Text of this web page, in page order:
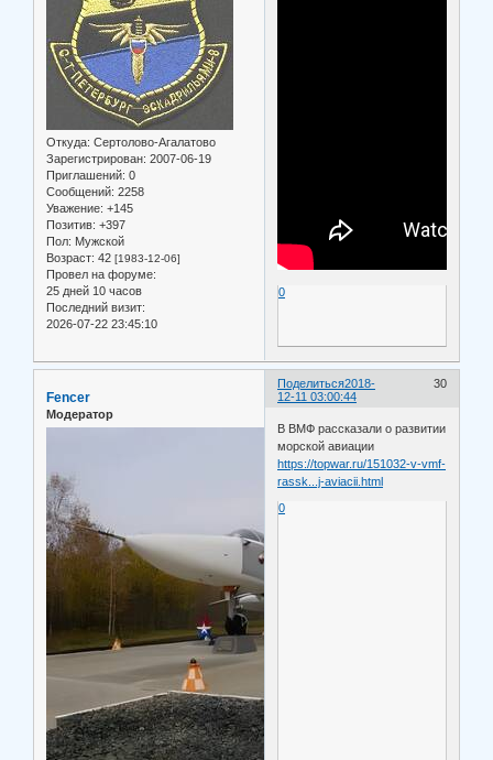
Откуда: Сертолово-Агалатово
Зарегистрирован: 2007-06-19
Приглашений: 0
Сообщений: 2258
Уважение: +145
Позитив: +397
Пол: Мужской
Возраст: 42 [1983-12-06]
Провел на форуме:
25 дней 10 часов
Последний визит:
2026-07-22 23:45:10
0
Поделиться 30
2018-
12-11 03:00:44
Fencer
Модератор
В ВМФ рассказали о развитии
морской авиации
https://topwar.ru/151032-v-vmf-
rassk...j-aviacii.html
0